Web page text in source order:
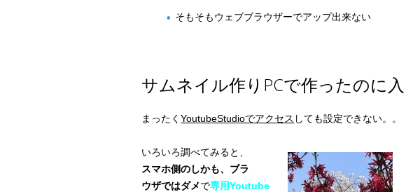
そもそもウェブブラウザーでアップ出来ない
サムネイル作りPCで作ったのに
まったくYoutubeStudioでアクセス しても設定できない。。
いろいろ調べてみると、
スマホ側のしかも、ブラ
ウザではダメで専用Youtube